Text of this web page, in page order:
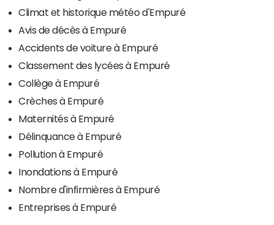
Climat et historique météo d'Empuré
Avis de décès à Empuré
Accidents de voiture à Empuré
Classement des lycées à Empuré
Collège à Empuré
Crèches à Empuré
Maternités à Empuré
Délinquance à Empuré
Pollution à Empuré
Inondations à Empuré
Nombre d'infirmières à Empuré
Entreprises à Empuré